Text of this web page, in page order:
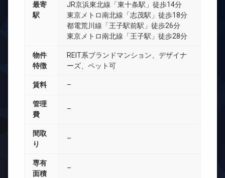
最寄
駅
JR京浜東北線「東十条駅」徒歩14分
東京メトロ南北線「志茂駅」徒歩18分
都電荒川線「王子駅前駅」徒歩26分
東京メトロ南北線「王子駅」徒歩28分
物件
特徴
REIT系ブランドマンション、デザイナ
ーズ、ペット可
賃料 –
管理
費
–
間取
り
–
専有
面積
–